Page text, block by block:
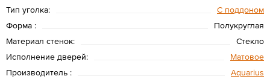
Тип уголка:
С поддоном
Форма :
Полукруглая
Материал стенок:
Стекло
Исполнение дверей:
Матовое
Производитель :
Aquarius